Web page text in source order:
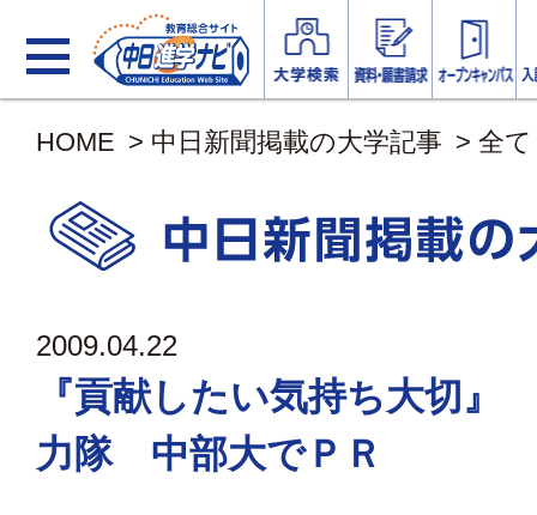
HOME > 中日新聞掲載の大学記事 > 全て
2009.04.22
『貢献したい気持ち大切
力隊 中部大でＰＲ